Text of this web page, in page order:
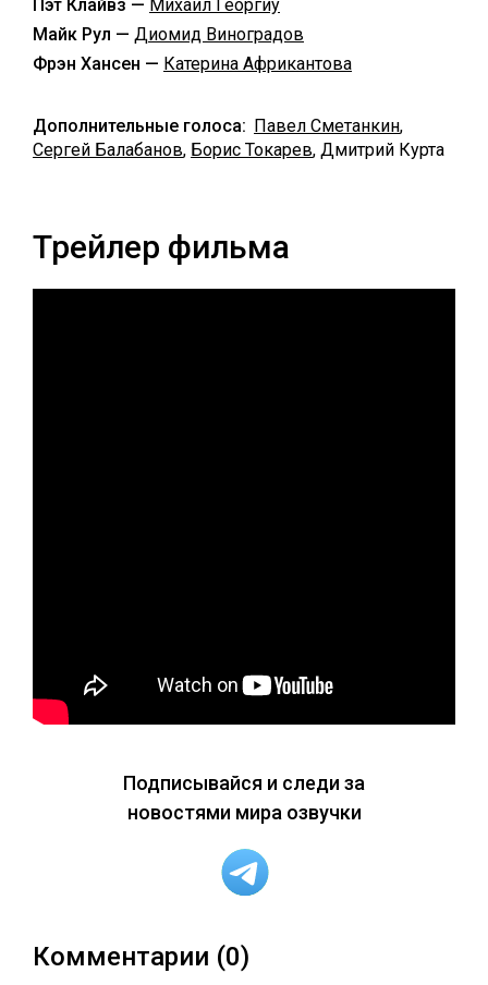
Пэт Клайвз — Михаил Георгиу
Майк Рул — Диомид Виноградов
Фрэн Хансен — Катерина Африкантова
Дополнительные голоса: Павел Сметанкин,
Сергей Балабанов, Борис Токарев, Дмитрий Курта
Трейлер фильма
Подписывайся и следи за
новостями мира озвучки
Комментарии (0)